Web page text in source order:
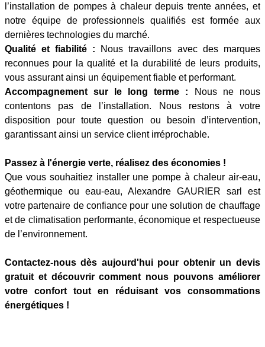
l’installation de pompes à chaleur depuis trente années, et
notre équipe de professionnels qualifiés est formée aux
dernières technologies du marché.
Qualité et fiabilité : Nous travaillons avec des marques
reconnues pour la qualité et la durabilité de leurs produits,
vous assurant ainsi un équipement fiable et performant.
Accompagnement sur le long terme : Nous ne nous
contentons pas de l’installation. Nous restons à votre
disposition pour toute question ou besoin d’intervention,
garantissant ainsi un service client irréprochable.
Passez à l'énergie verte, réalisez des économies !
Que vous souhaitiez installer une pompe à chaleur air-eau,
géothermique ou eau-eau, Alexandre GAURIER sarl est
votre partenaire de confiance pour une solution de chauffage
et de climatisation performante, économique et respectueuse
de l’environnement.
Contactez-nous dès aujourd'hui pour obtenir un devis
gratuit et découvrir comment nous pouvons améliorer
votre confort tout en réduisant vos consommations
énergétiques !